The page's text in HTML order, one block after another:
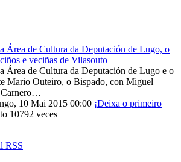
Área de Cultura da Deputación de Lugo, o
e veciñas de Vilasouto
Área de Cultura da Deputación de Lugo e o
Mario Outeiro, o Bispado, con Miguel
Carnero…
10 Mai 2015 00:00 ¡Deixa o primeiro
10792 veces
RSS